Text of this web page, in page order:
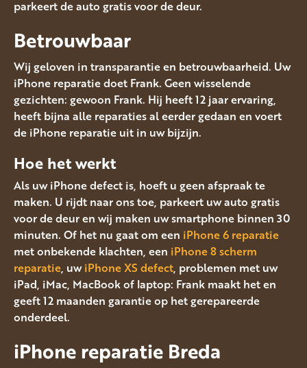
parkeert de auto gratis voor de deur.
Betrouwbaar
Wij geloven in transparantie en betrouwbaarheid. Uw
iPhone reparatie doet Frank. Geen wisselende
gezichten: gewoon Frank. Hij heeft 12 jaar ervaring,
heeft bijna alle reparaties al eerder gedaan en voert
de iPhone reparatie uit in uw bijzijn.
Hoe het werkt
Als uw iPhone defect is, hoeft u geen afspraak te
maken. U rijdt naar ons toe, parkeert uw auto gratis
voor de deur en wij maken uw smartphone binnen 30
minuten. Of het nu gaat om een iPhone 6 reparatie
met onbekende klachten, een iPhone 8 scherm
reparatie, uwiPhone XS defect, problemen met uw
iPad, iMac, MacBook of laptop: Frank maakt het en
geeft 12 maanden garantie op het gerepareerde
onderdeel.
iPhone reparatie Breda